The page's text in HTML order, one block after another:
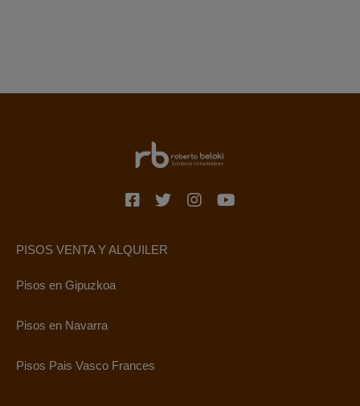
PISOS VENTA Y ALQUILER
Pisos en Gipuzkoa
Pisos en Navarra
Pisos Pais Vasco Frances